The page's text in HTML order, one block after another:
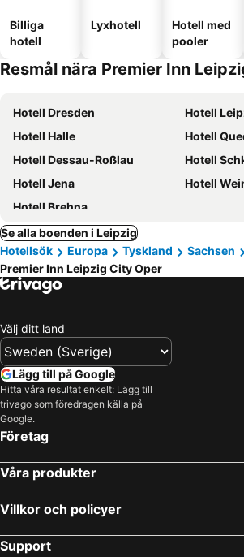
Billiga
hotell
Lyxhotell
Hotell med
pooler
Resmål nära Premier Inn
Hotell Dresden
Hotell
Hotell Halle
Hotell
Hotell Dessau-Roßlau
Hotell
Hotell Jena
Hotell
Hotell Brehna
Se alla boenden i Leipzig
Hotellsök
Europa Tyskland Sachsen
Premier Inn Leipzig City Oper
Välj ditt land
Lägg till på Google
Hitta våra resultat enkelt: Lägg till
trivago som föredragen källa på
Google.
Företag
Våra produkter
Villkor och policyer
Support